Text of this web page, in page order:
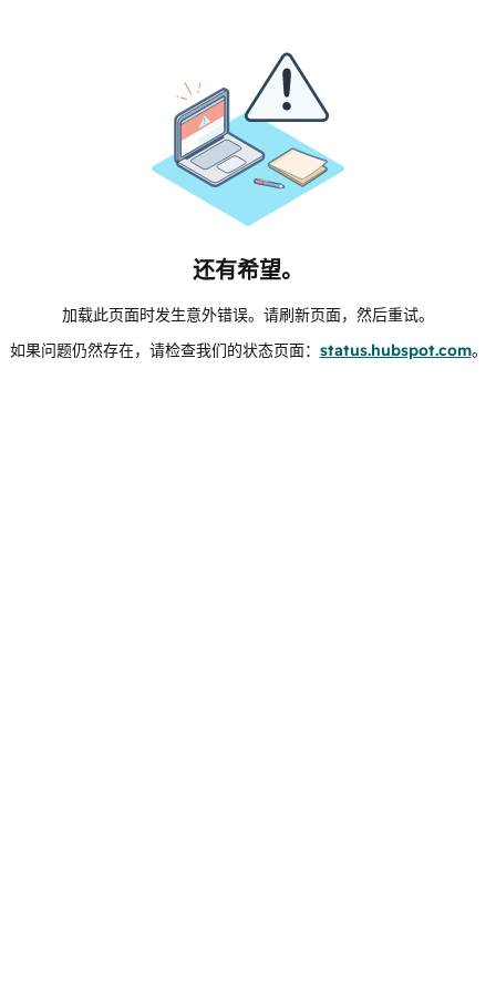
还有希望。
加载此页面时发生意外错误。请刷新页面，然后重试。
如果问题仍然存在，请检查我们的状态页面： status.hubspot.com。